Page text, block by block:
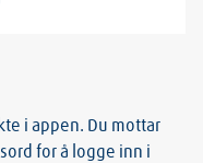
i appen. Du mottar
for å logge inn i